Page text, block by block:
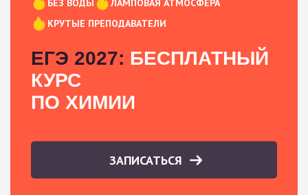
БЕЗ ВОДЫ
ЛАМПОВАЯ АТМОСФЕРА
КРУТЫЕ ПРЕПОДАВАТЕЛИ
ЕГЭ 2027: БЕСПЛАТНЫЙ
КУРС
ПО ХИМИИ
ЗАПИСАТЬСЯ